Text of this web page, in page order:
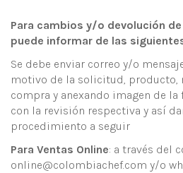
Para cambios y/o devolución
puede informar de las
Se debe enviar correo y/o
motivo de la solicitud, producto,
compra y anexando imagen de
con la revisión respectiva y así
procedimiento a seguir
Para Ventas Online: a través del
online@colombiachef.com y/o